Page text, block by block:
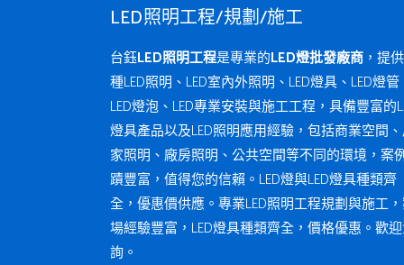
LED照明工程/規劃/施工
台鈺LED照明工程是專業的LED燈批發廠商 ，提
種LED照明、LED室內外照明、LED燈具、LED燈
LED燈泡、LED專業安裝與施工工程，具備豐富的
燈具產品以及LED照明應用經驗，包括商業空間
家照明、廠房照明、公共空間等不同的環境，案
蹟豐富，值得您的信賴。LED燈與LED燈具種類齊
全，優惠價供應。專業LED照明工程規劃與施工
場經驗豐富，LED燈具種類齊全，價格優惠。歡
詢。